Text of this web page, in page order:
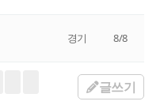
경기 8/8
글쓰기